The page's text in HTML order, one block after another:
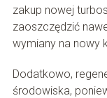
zakup nowej
zaoszczędzić
wymiany na nowy
Dodatkowo,
środowiska,